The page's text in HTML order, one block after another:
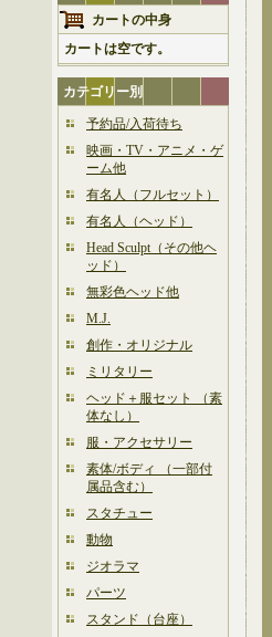
カートの中身
カートは空です。
カテゴリー別
予約品/入荷待ち
映画・TV・アニメ・ゲ
ーム他
有名人（フルセット）
有名人（ヘッド）
Head Sculpt（その他ヘ
ッド）
無彩色ヘッド他
M.J.
創作・オリジナル
ミリタリー
ヘッド＋服セット （素
体なし）
服・アクセサリー
素体/ボディ （一部付
属品含む）
スタチュー
動物
ジオラマ
パーツ
スタンド（台座）